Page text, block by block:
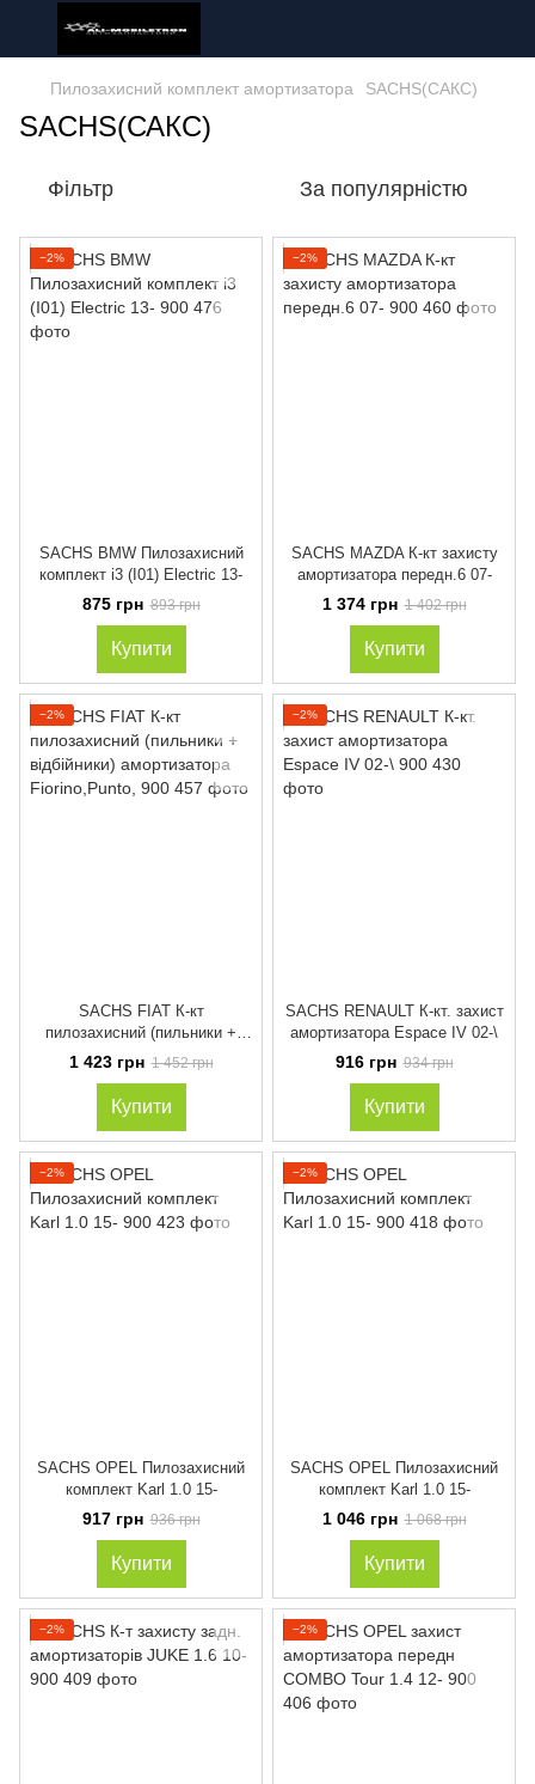
Пилозахисний комплект амортизатора SACHS(САКС)
SACHS(САКС)
Фільтр За популярністю
−2%
SACHS BMW Пилозахисний
комплект i3 (I01) Electriс 13-
875 грн 893 грн
Купити
−2%
SACHS MAZDA К-кт захисту
амортизатора передн.6 07-
1 374 грн 1 402 грн
Купити
−2%
SACHS FIAT К-кт
пилозахисний (пильники +
відбійники) амортизатора
Fiorino,Punto,
1 423 грн 1 452 грн
Купити
−2%
SACHS RENAULT К-кт. захист
амортизатора Espace IV 02-\
916 грн 934 грн
Купити
−2%
SACHS OPEL Пилозахисний
комплект Karl 1.0 15-
917 грн 936 грн
Купити
−2%
SACHS OPEL Пилозахисний
комплект Karl 1.0 15-
1 046 грн 1 068 грн
Купити
−2% −2%